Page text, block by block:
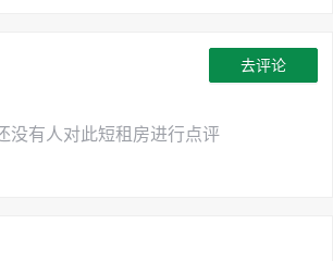
没有人对此短租房进行点评
去评论